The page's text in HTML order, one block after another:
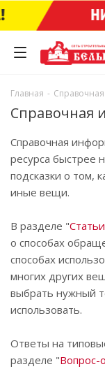
Главная -
Справочная
Справочная
ресурса быстрее
подсказки о том,
иные вещи.
В разделе "Статьи
о способах
способах
многих других
выбрать нужный
использовать.
Ответы на
разделе "Вопрос-